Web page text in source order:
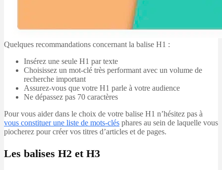
Quelques recommandations concernant la balise H1 :
Insérez une seule H1 par texte
Choisissez un mot-clé très performant avec un volume de
recherche important
Assurez-vous que votre H1 parle à votre audience
Ne dépassez pas 70 caractères
Pour vous aider dans le choix de votre balise H1 n’hésitez pas à
vous constituer une liste de mots-clés phares au sein de laquelle vous
piocherez pour créer vos titres d’articles et de pages.
Les balises H2 et H3